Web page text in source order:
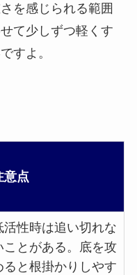
を感じられる範囲
て少しずつ軽くす
すよ。
意点
活性時は追い切れな
ことがある。底を攻
ると根掛かりしやす